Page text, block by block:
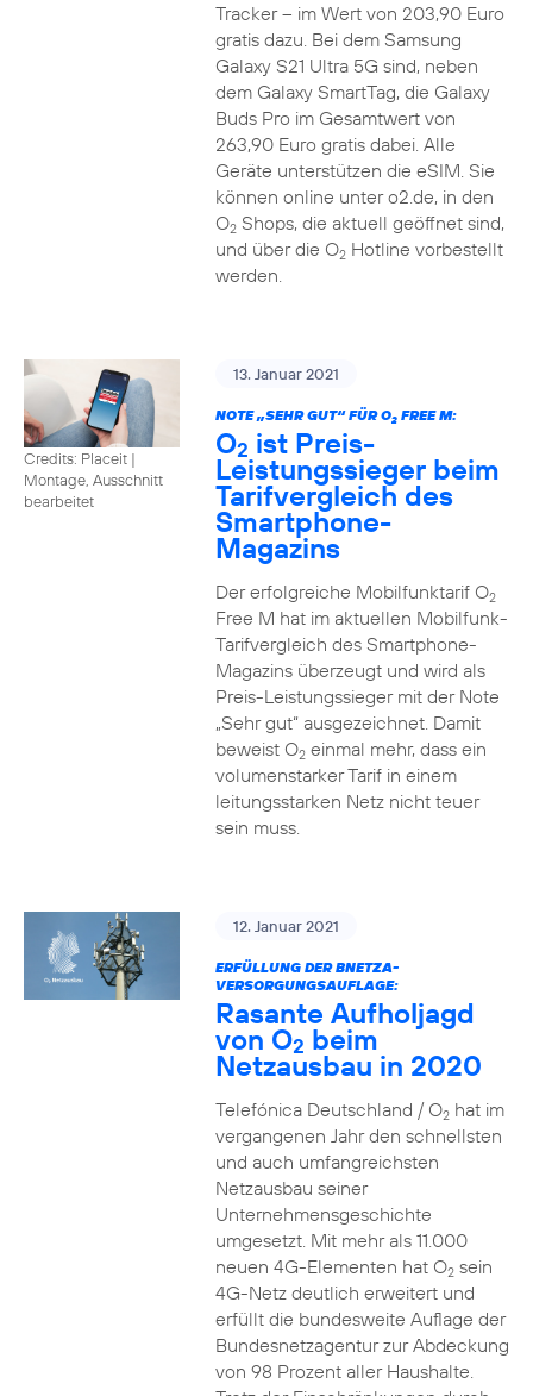
Tracker – im Wert von 203,90 Euro
gratis dazu. Bei dem Samsung
Galaxy S21 Ultra 5G sind, neben
dem Galaxy SmartTag, die Galaxy
Buds Pro im Gesamtwert von
263,90 Euro gratis dabei. Alle
Geräte unterstützen die eSIM. Sie
können online unter o2.de, in den
O2Shops, die aktuell geöffnet sind,
und über die O2Hotline vorbestellt
werden.
Credits: Placeit |
Montage, Ausschnitt
bearbeitet
13. Januar 2021
NOTE „SEHR GUT“ FÜR O2FREE M:
O2 ist Preis-
Leistungssieger beim
Tarifvergleich des
Smartphone-
Magazins
Der erfolgreiche Mobilfunktarif O2
Free M hat im aktuellen Mobilfunk-
Tarifvergleich des Smartphone-
Magazins überzeugt und wird als
Preis-Leistungssieger mit der Note
„Sehr gut“ ausgezeichnet. Damit
beweist O2einmal mehr, dass ein
volumenstarker Tarif in einem
leitungsstarken Netz nicht teuer
sein muss.
12. Januar 2021
ERFÜLLUNG DER BNETZA-
VERSORGUNGSAUFLAGE:
Rasante Aufholjagd
von O2 beim
Netzausbau in 2020
Telefónica Deutschland / O2hat im
vergangenen Jahr den schnellsten
und auch umfangreichsten
Netzausbau seiner
Unternehmensgeschichte
umgesetzt. Mit mehr als 11.000
neuen 4G-Elementen hat O2sein
4G-Netz deutlich erweitert und
erfüllt die bundesweite Auflage der
Bundesnetzagentur zur Abdeckung
von 98 Prozent aller Haushalte.